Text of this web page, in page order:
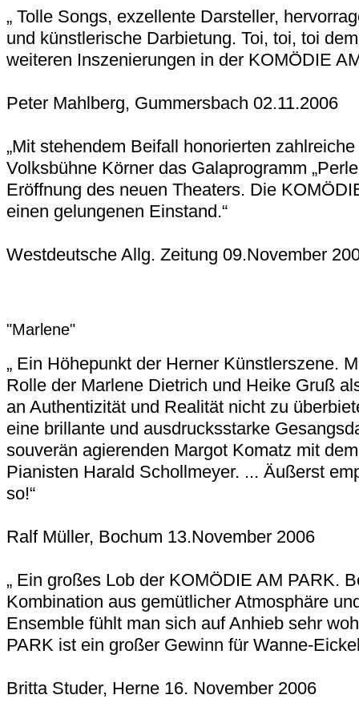
„ Tolle Songs, exzellente Darsteller,
und künstlerische Darbietung. Toi, toi, toi
weiteren Inszenierungen in der KOMÖDIE
Peter Mahlberg, Gummersbach 02.11.2006
„Mit stehendem Beifall honorierten
Volksbühne Körner das Galaprogramm
Eröffnung des neuen Theaters. Die
einen gelungenen Einstand.“
Westdeutsche Allg. Zeitung 09.November
"Marlene"
„ Ein Höhepunkt der Herner Künstlerszene.
Rolle der Marlene Dietrich und Heike Gruß
an Authentizität und Realität nicht zu
eine brillante und ausdrucksstarke
souverän agierenden Margot Komatz mit
Pianisten Harald Schollmeyer. ... Äußerst
so!“
Ralf Müller, Bochum 13.November 2006
„ Ein großes Lob der KOMÖDIE AM PARK.
Kombination aus gemütlicher Atmosphäre
Ensemble fühlt man sich auf Anhieb sehr
PARK ist ein großer Gewinn für Wanne-
Britta Studer, Herne 16. November 2006